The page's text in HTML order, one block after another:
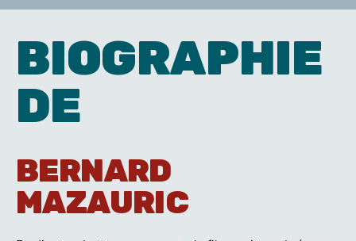
BIOGRAPHIE
DE
BERNARD
MAZAURIC